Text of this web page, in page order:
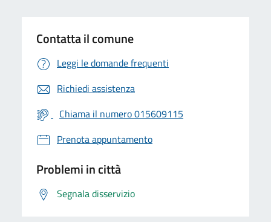
Contatta il comune
Leggi le domande frequenti
Richiedi assistenza
Chiama il numero 015609115
Prenota appuntamento
Problemi in città
Segnala disservizio